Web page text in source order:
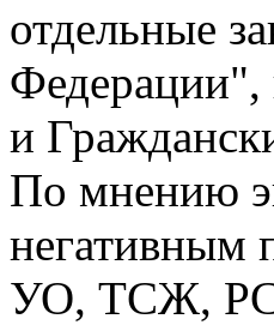
отдельные
Федерации",
и
По мнению
негативным
УО, ТСЖ, РСО